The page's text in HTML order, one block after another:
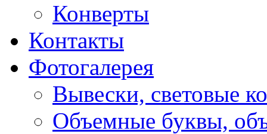
Конверты
Контакты
Фотогалерея
Вывески, световые
Объемные буквы,